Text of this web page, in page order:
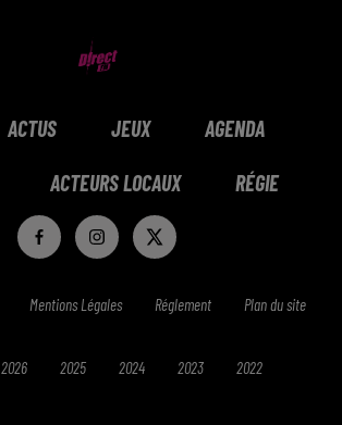
ACTUS JEUX AGENDA
ACTEURS LOCAUX RÉGIE
Mentions Légales Réglement Plan du site
2026 2025 2024 2023 2022